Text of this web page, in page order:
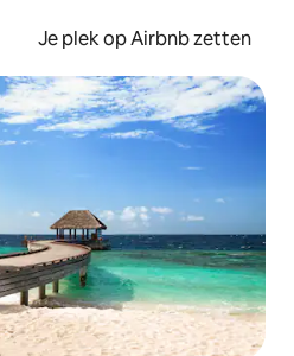
Je plek op Airbnb zetten